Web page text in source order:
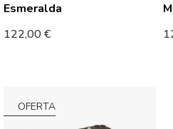
Esmeralda
122,00€
OFERTA